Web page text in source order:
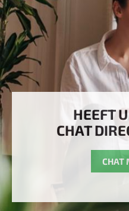
HEEFT
CHAT
CHAT